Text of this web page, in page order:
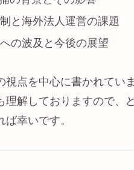
と海外法人運営の課題
の波及と今後の展望
点を中心に書かれてい
理解しておりますので、
ば幸いです。